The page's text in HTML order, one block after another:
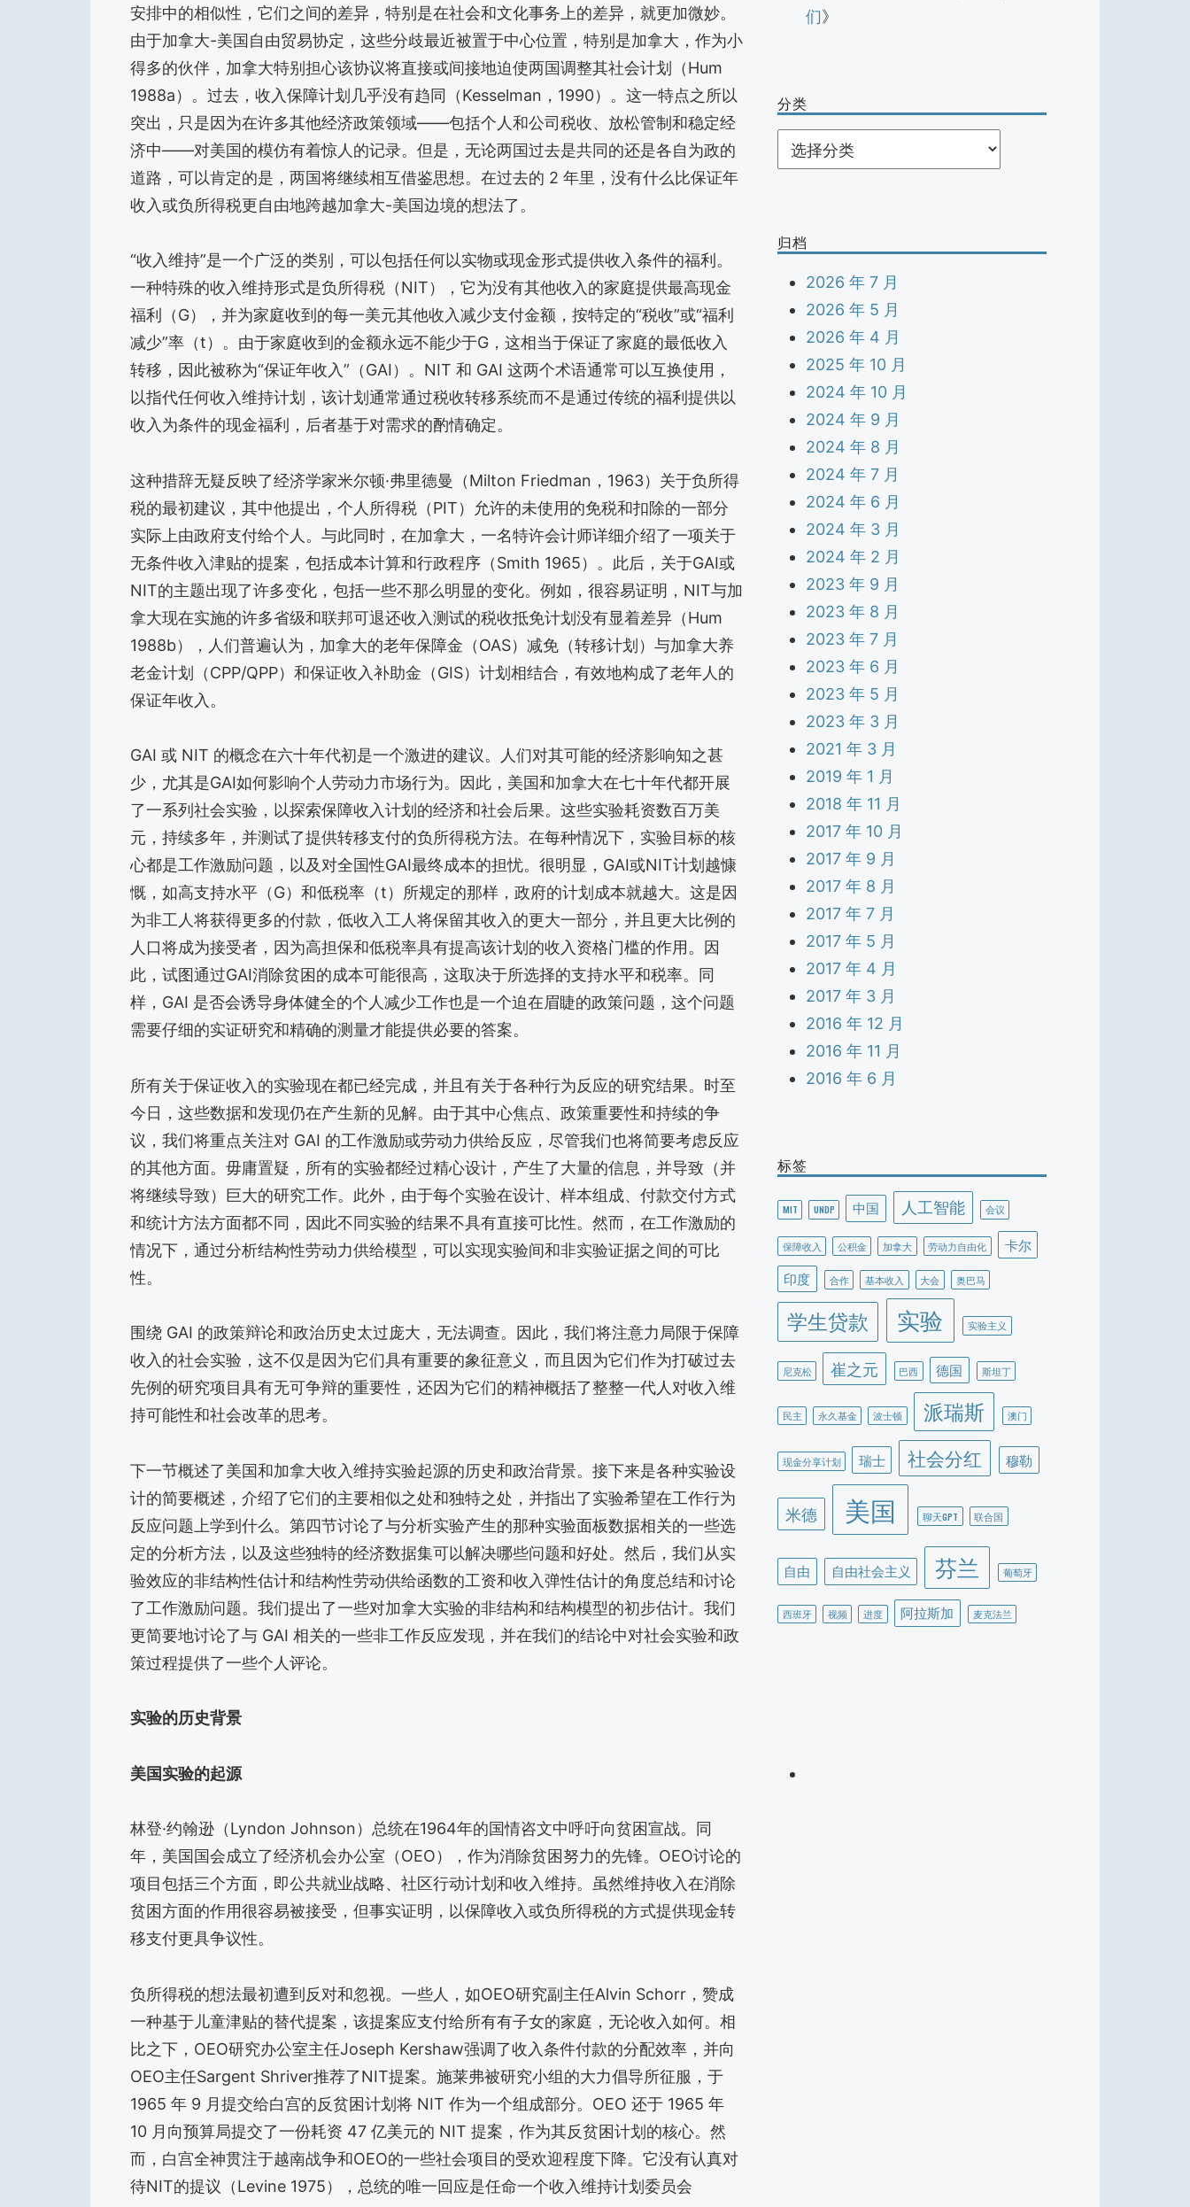
安排中的相似性，它们之间的差异，特别是在社会和文化事务上的差异，就更加微妙。
由于加拿大-美国自由贸易协定，这些分歧最近被置于中心位置，特别是加拿大，作为小
得多的伙伴，加拿大特别担心该协议将直接或间接地迫使两国调整其社会计划（Hum
1988a）。过去，收入保障计划几乎没有趋同（Kesselman，1990）。这一特点之所以
突出，只是因为在许多其他经济政策领域——包括个人和公司税收、放松管制和稳定经
济中——对美国的模仿有着惊人的记录。但是，无论两国过去是共同的还是各自为政的
道路，可以肯定的是，两国将继续相互借鉴思想。在过去的 2 年里，没有什么比保证年
收入或负所得税更自由地跨越加拿大-美国边境的想法了。
“收入维持”是一个广泛的类别，可以包括任何以实物或现金形式提供收入条件的福利。
一种特殊的收入维持形式是负所得税（NIT），它为没有其他收入的家庭提供最高现金
福利（G），并为家庭收到的每一美元其他收入减少支付金额，按特定的“税收”或“福利
减少”率（t）。由于家庭收到的金额永远不能少于G，这相当于保证了家庭的最低收入
转移，因此被称为“保证年收入”（GAI）。NIT 和 GAI 这两个术语通常可以互换使用，
以指代任何收入维持计划，该计划通常通过税收转移系统而不是通过传统的福利提供以
收入为条件的现金福利，后者基于对需求的酌情确定。
这种措辞无疑反映了经济学家米尔顿·弗里德曼（Milton Friedman，1963）关于负所得
税的最初建议，其中他提出，个人所得税（PIT）允许的未使用的免税和扣除的一部分
实际上由政府支付给个人。与此同时，在加拿大，一名特许会计师详细介绍了一项关于
无条件收入津贴的提案，包括成本计算和行政程序（Smith 1965）。此后，关于GAI或
NIT的主题出现了许多变化，包括一些不那么明显的变化。例如，很容易证明，NIT与加
拿大现在实施的许多省级和联邦可退还收入测试的税收抵免计划没有显着差异（Hum
1988b），人们普遍认为，加拿大的老年保障金（OAS）减免（转移计划）与加拿大养
老金计划（CPP/QPP）和保证收入补助金（GIS）计划相结合，有效地构成了老年人的
保证年收入。
GAI 或 NIT 的概念在六十年代初是一个激进的建议。人们对其可能的经济影响知之甚
少，尤其是GAI如何影响个人劳动力市场行为。因此，美国和加拿大在七十年代都开展
了一系列社会实验，以探索保障收入计划的经济和社会后果。这些实验耗资数百万美
元，持续多年，并测试了提供转移支付的负所得税方法。在每种情况下，实验目标的核
心都是工作激励问题，以及对全国性GAI最终成本的担忧。很明显，GAI或NIT计划越慷
慨，如高支持水平（G）和低税率（t）所规定的那样，政府的计划成本就越大。这是因
为非工人将获得更多的付款，低收入工人将保留其收入的更大一部分，并且更大比例的
人口将成为接受者，因为高担保和低税率具有提高该计划的收入资格门槛的作用。因
此，试图通过GAI消除贫困的成本可能很高，这取决于所选择的支持水平和税率。同
样，GAI 是否会诱导身体健全的个人减少工作也是一个迫在眉睫的政策问题，这个问题
需要仔细的实证研究和精确的测量才能提供必要的答案。
所有关于保证收入的实验现在都已经完成，并且有关于各种行为反应的研究结果。时至
今日，这些数据和发现仍在产生新的见解。由于其中心焦点、政策重要性和持续的争
议，我们将重点关注对 GAI 的工作激励或劳动力供给反应，尽管我们也将简要考虑反应
的其他方面。毋庸置疑，所有的实验都经过精心设计，产生了大量的信息，并导致（并
将继续导致）巨大的研究工作。此外，由于每个实验在设计、样本组成、付款交付方式
和统计方法方面都不同，因此不同实验的结果不具有直接可比性。然而，在工作激励的
情况下，通过分析结构性劳动力供给模型，可以实现实验间和非实验证据之间的可比
性。
围绕 GAI 的政策辩论和政治历史太过庞大，无法调查。因此，我们将注意力局限于保障
收入的社会实验，这不仅是因为它们具有重要的象征意义，而且因为它们作为打破过去
先例的研究项目具有无可争辩的重要性，还因为它们的精神概括了整整一代人对收入维
持可能性和社会改革的思考。
下一节概述了美国和加拿大收入维持实验起源的历史和政治背景。接下来是各种实验设
计的简要概述，介绍了它们的主要相似之处和独特之处，并指出了实验希望在工作行为
反应问题上学到什么。第四节讨论了与分析实验产生的那种实验面板数据相关的一些选
定的分析方法，以及这些独特的经济数据集可以解决哪些问题和好处。然后，我们从实
验效应的非结构性估计和结构性劳动供给函数的工资和收入弹性估计的角度总结和讨论
了工作激励问题。我们提出了一些对加拿大实验的非结构和结构模型的初步估计。我们
更简要地讨论了与 GAI 相关的一些非工作反应发现，并在我们的结论中对社会实验和政
策过程提供了一些个人评论。
实验的历史背景
美国实验的起源
林登·约翰逊（Lyndon Johnson）总统在1964年的国情咨文中呼吁向贫困宣战。同
年，美国国会成立了经济机会办公室（OEO），作为消除贫困努力的先锋。OEO讨论的
项目包括三个方面，即公共就业战略、社区行动计划和收入维持。虽然维持收入在消除
贫困方面的作用很容易被接受，但事实证明，以保障收入或负所得税的方式提供现金转
移支付更具争议性。
负所得税的想法最初遭到反对和忽视。一些人，如OEO研究副主任Alvin Schorr，赞成
一种基于儿童津贴的替代提案，该提案应支付给所有有子女的家庭，无论收入如何。相
比之下，OEO研究办公室主任Joseph Kershaw强调了收入条件付款的分配效率，并向
OEO主任Sargent Shriver推荐了NIT提案。施莱弗被研究小组的大力倡导所征服，于
1965 年 9 月提交给白宫的反贫困计划将 NIT 作为一个组成部分。OEO 还于 1965 年
10 月向预算局提交了一份耗资 47 亿美元的 NIT 提案，作为其反贫困计划的核心。然
而，白宫全神贯注于越南战争和OEO的一些社会项目的受欢迎程度下降。它没有认真对
待NIT的提议（Levine 1975），总统的唯一回应是任命一个收入维持计划委员会
们》
分类
类
归档
2026 年 7 月
2026 年 5 月
2026 年 4 月
2025 年 10 月
2024 年 10 月
2024 年 9 月
2024 年 8 月
2024 年 7 月
2024 年 6 月
2024 年 3 月
2024 年 2 月
2023 年 9 月
2023 年 8 月
2023 年 7 月
2023 年 6 月
2023 年 5 月
2023 年 3 月
2021 年 3 月
2019 年 1 月
2018 年 11 月
2017 年 10 月
2017 年 9 月
2017 年 8 月
2017 年 7 月
2017 年 5 月
2017 年 4 月
2017 年 3 月
2016 年 12 月
2016 年 11 月
2016 年 6 月
标签
MIT UNDP 中国 人工智能 会议
保障收入 公积金 加拿大 劳动力自由化
卡尔
印度
合作 基本收入 大会 奥巴马
学生贷款 实验 实验主义
尼克松 崔之元 巴西 德国 斯坦丁
民主 永久基金 波士顿 派瑞斯 澳门
现金分享计划 瑞士 社会分红 穆勒
米德 美国 聊天GPT 联合国
自由 自由社会主义 芬兰 葡萄牙
西班牙 视频 进度 阿拉斯加 麦克法兰